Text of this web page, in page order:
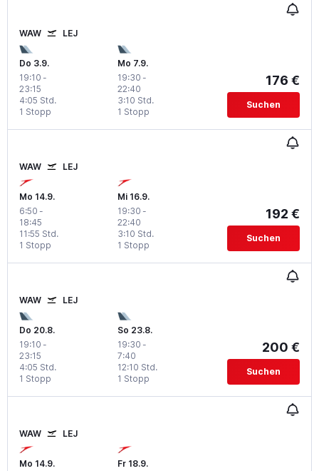
WAW LEJ
Do 3.9.
19:10 -
23:15
1 Stopp
4:05 Std.
Mo 7.9.
19:30 -
22:40
1 Stopp
3:10 Std.
176 €
Suchen
WAW LEJ
Mo 14.9.
6:50 -
18:45
1 Stopp
11:55 Std.
Mi 16.9.
19:30 -
22:40
1 Stopp
3:10 Std.
192 €
Suchen
WAW LEJ
Do 20.8.
19:10 -
23:15
1 Stopp
4:05 Std.
So 23.8.
19:30 -
7:40
1 Stopp
12:10 Std.
200 €
Suchen
WAW LEJ
Mo 14.9.
Fr 18.9.